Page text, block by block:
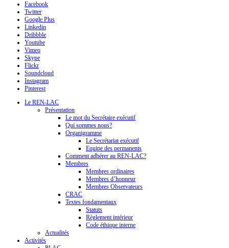
Facebook
Twitter
Google Plus
Linkedin
Dribbble
Youtube
Vimeo
Skype
Flickr
Soundcloud
Instagram
Pinterest
Le REN-LAC
Présentation
Le mot du Secrétaire exécutif
Qui sommes nous?
Organigramme
Le Secrétariat exécutif
Equipe des permanents
Comment adhérer au REN-LAC?
Membres
Membres ordinaires
Membres d’honneur
Membres Observateurs
CRAC
Textes fondamentaux
Statuts
Règlement intérieur
Code éthique interne
Actualités
Activités